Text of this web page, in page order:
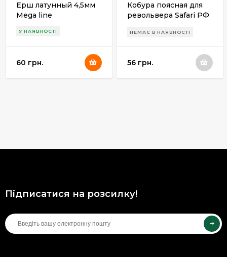
Ерш латунный 4,5мм
Mega line
У НАЯВНОСТІ
60 грн.
Кобура поясная для
револьвера Safari РФ
НЕМАЄ В НАЯВНОСТІ
56 грн.
Підписатися на розсилку!